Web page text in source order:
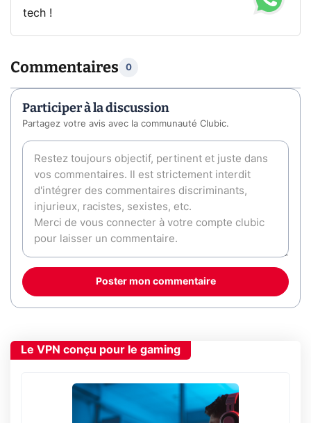
tech !
Commentaires 0
Participer à la discussion
Partagez votre avis avec la communauté Clubic.
Poster mon commentaire
Le VPN conçu pour le gaming